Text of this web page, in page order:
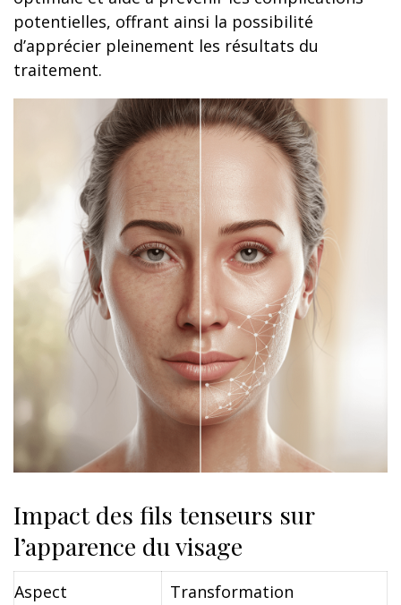
potentielles, offrant ainsi la possibilité
d’apprécier pleinement les résultats du
traitement.
Impact des fils tenseurs sur
l’apparence du visage
Aspect Transformation